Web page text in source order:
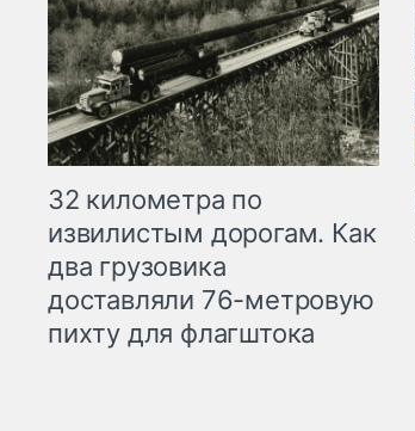
32 километра по
извилистым дорогам. Как
два грузовика
доставляли 76-метровую
пихту для флагштока